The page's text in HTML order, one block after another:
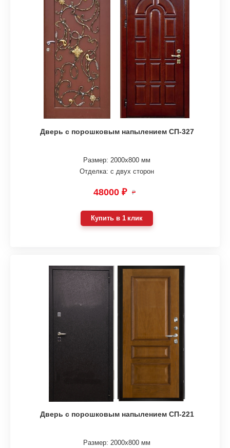
Дверь с порошковым напылением СП-327
Размер: 2000х800 мм
Отделка: с двух сторон
48000 ₽ ₽
Купить в 1 клик
Дверь с порошковым напылением СП-221
Размер: 2000х800 мм